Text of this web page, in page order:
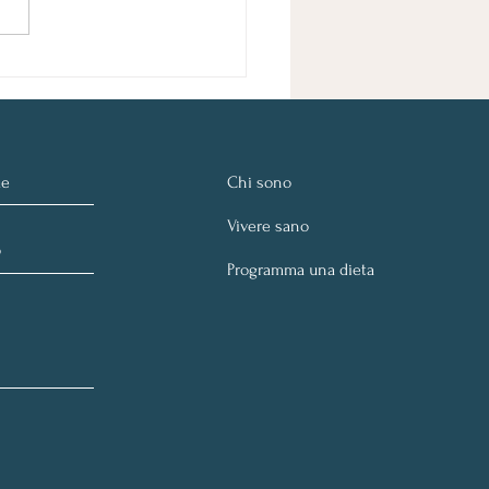
Chi sono
Vivere sano
Programma una dieta